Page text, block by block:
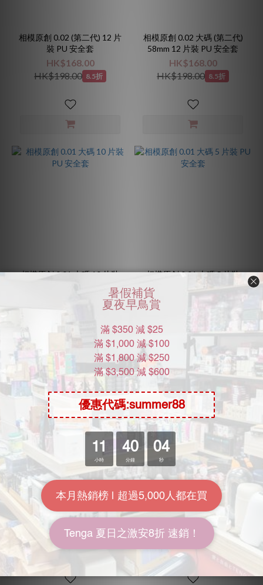
相模原創 0.02 (第二代) 12 片
裝 PU 安全套
HK$168.00
HK$198.00 8.5折
相模原創 0.02 大碼 (第二代)
58mm 12 片裝 PU 安全套
HK$168.00
HK$198.00 8.5折
相模原創 0.01 大碼 10 片裝
相模原創 0.01 大碼 5 片裝
HK$109.00
HK$148.00
相模原創 0.02 極潤 (第二代)
3 片裝 PU 安全套
HK$68.00
HK$90.00 7.6折
加倍潤滑
相模原創 0.01 極潤 12 片裝
PU 安全套
HK$248.00
HK$328.00
7.6折